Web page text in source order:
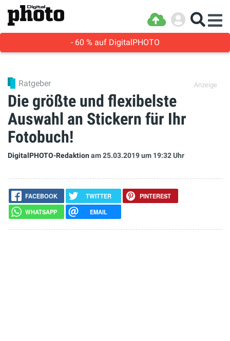
- 60 % auf DigitalPHOTO
Anzeige
Ratgeber
Die größte und flexibelste
Auswahl an Stickern für Ihr
Fotobuch!
DigitalPHOTO-Redaktionam 25.03.2019um 19:32 Uhr
FACEBOOK TWITTER
PINTEREST
WHATSAPP
EMAIL